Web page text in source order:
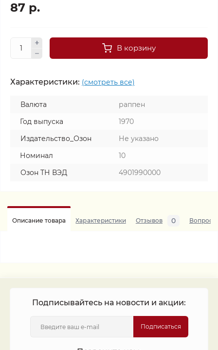
87 р.
В корзину
Характеристики: (смотреть все)
Валюта
раппен
Год выпуска
1970
Издательство_Озон
Не указано
Номинал
10
Озон ТН ВЭД
4901990000
Описание товара Характеристики Отзывов 0 Вопросы
Подписывайтесь на новости и акции:
Подписаться